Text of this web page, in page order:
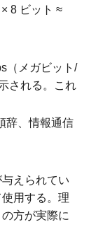
8 ビット ≈
（メガビット/
される。これ
辞、情報通信
えられてい
用する。理
方が実際に